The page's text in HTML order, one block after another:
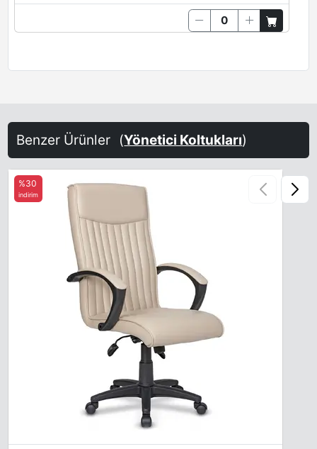
Benzer Ürünler (Yönetici Koltukları)
%30
indirim